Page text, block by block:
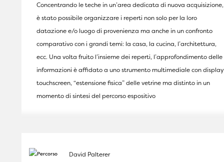
Concentrando le teche in un’area dedicata di nuova acquisizione,
è stato possibile organizzare i reperti non solo per la loro
datazione e/o luogo di provenienza ma anche in un confronto
comparativo con i grandi temi: la casa, la cucina, l’architettura,
ecc. Una volta fruito l’insieme dei reperti, l’approfondimento delle
informazioni è affidato a uno strumento multimediale con display
touchscreen, “estensione fisica” delle vetrine ma distinto in un
momento di sintesi del percorso espositivo
David Palterer